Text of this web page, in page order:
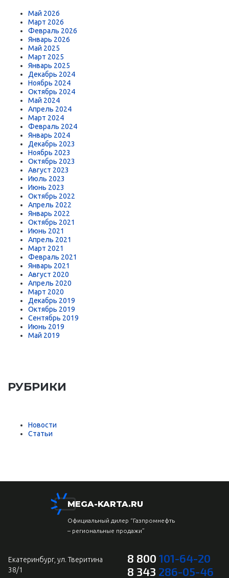
Май 2026
Март 2026
Февраль 2026
Январь 2026
Май 2025
Март 2025
Январь 2025
Декабрь 2024
Ноябрь 2024
Октябрь 2024
Май 2024
Апрель 2024
Март 2024
Февраль 2024
Январь 2024
Декабрь 2023
Ноябрь 2023
Октябрь 2023
Август 2023
Июль 2023
Июнь 2023
Октябрь 2022
Апрель 2022
Январь 2022
Октябрь 2021
Июнь 2021
Апрель 2021
Март 2021
Февраль 2021
Январь 2021
Август 2020
Апрель 2020
Март 2020
Декабрь 2019
Октябрь 2019
Сентябрь 2019
Июнь 2019
Май 2019
РУБРИКИ
Новости
Статьи
MEGA-KARTA.RU
Официальный дилер “Газпромнефть
– региональные продажи”
Екатеринбург, ул. Тверитина
38/1
8 800 101-64-20
8 343 286-05-46